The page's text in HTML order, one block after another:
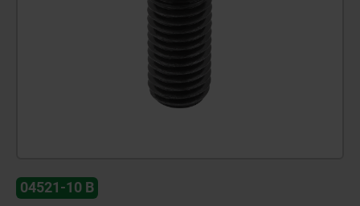
04521-10 B